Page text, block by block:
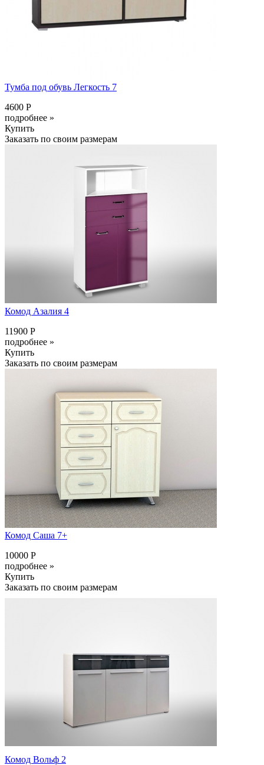
Тумба под обувь Легкость 7
4600 Р
подробнее »
Купить
Заказать по своим размерам
Комод Азалия 4
11900 Р
подробнее »
Купить
Заказать по своим размерам
Комод Саша 7+
10000 Р
подробнее »
Купить
Заказать по своим размерам
Комод Вольф 2